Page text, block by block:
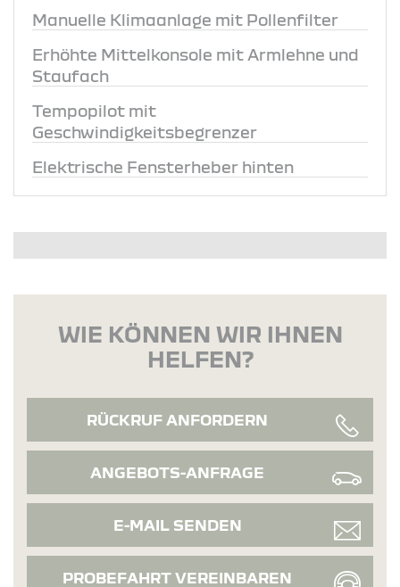
Manuelle Klimaanlage mit Pollenfilter
Erhöhte Mittelkonsole mit Armlehne und
Staufach
Tempopilot mit
Geschwindigkeitsbegrenzer
Elektrische Fensterheber hinten
WIE KÖNNEN WIR IHNEN
HELFEN?
RÜCKRUF ANFORDERN
ANGEBOTS-ANFRAGE
E-MAIL SENDEN
PROBEFAHRT VEREINBAREN